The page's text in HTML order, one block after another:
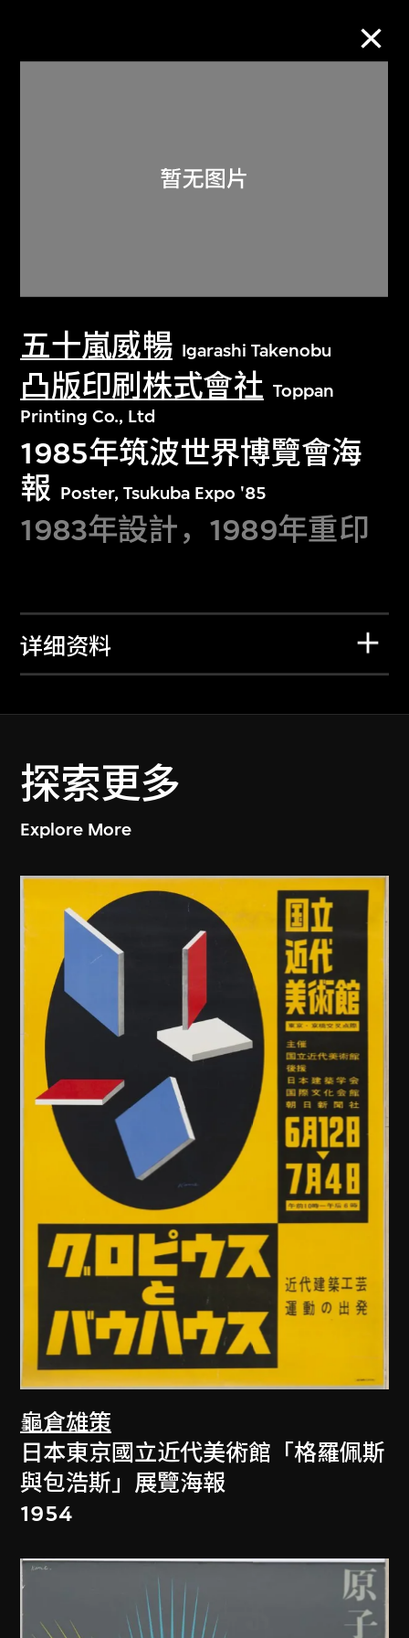
五十嵐威暢 Igarashi Takenobu
凸版印刷株式會社 Toppan
Printing Co., Ltd
1985年筑波世界博覽會海
報 Poster, Tsukuba Expo '85
1983年設計，1989年重印
详细资料
探索更多
Explore More
龜倉雄策
日本東京國立近代美術館「格羅佩斯
與包浩斯」展覽海報
1954
关于M+藏品
探索世界顶级的二十及二十一世纪视觉
文化藏品。